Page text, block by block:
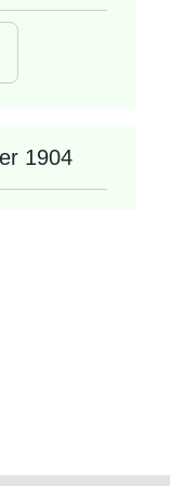
1904